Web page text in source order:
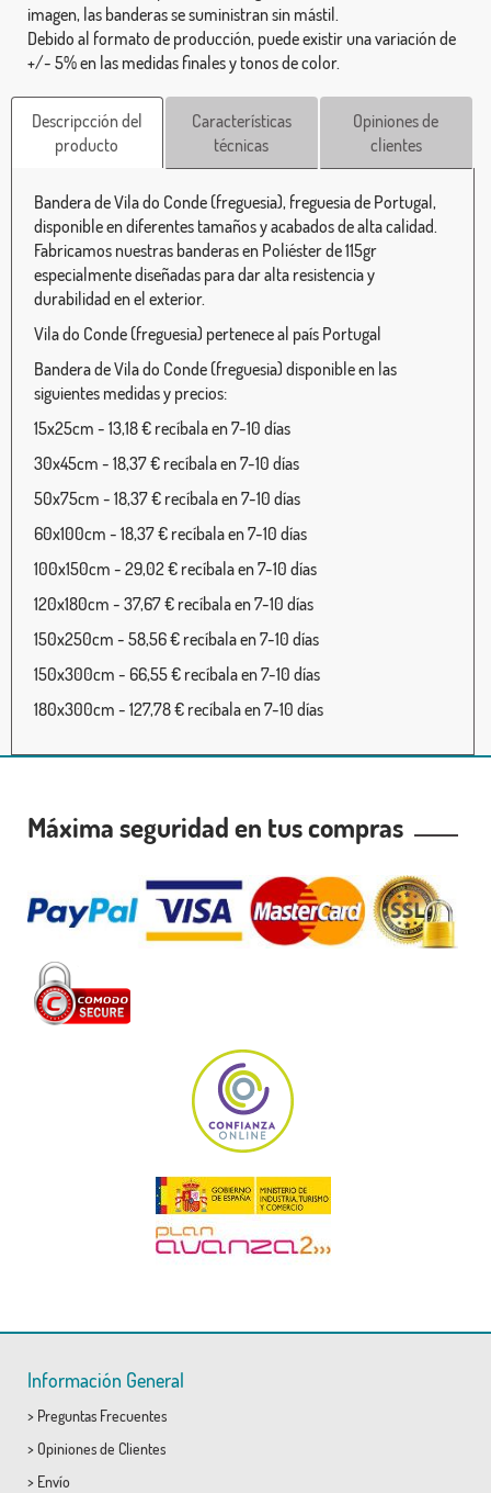
imagen, las banderas se suministran sin mástil.
Debido al formato de producción, puede existir una variación de
+/- 5% en las medidas finales y tonos de color.
Descripcción del
producto
Características
técnicas
Opiniones de
clientes
Bandera de Vila do Conde (freguesia), freguesia de Portugal,
disponible en diferentes tamaños y acabados de alta calidad.
Fabricamos nuestras banderas en Poliéster de 115gr
especialmente diseñadas para dar alta resistencia y
durabilidad en el exterior.
Vila do Conde (freguesia) pertenece al país Portugal
Bandera de Vila do Conde (freguesia) disponible en las
siguientes medidas y precios:
15x25cm - 13,18 € recíbala en 7-10 días
30x45cm - 18,37 € recíbala en 7-10 días
50x75cm - 18,37 € recíbala en 7-10 días
60x100cm - 18,37 € recíbala en 7-10 días
100x150cm - 29,02 € recíbala en 7-10 días
120x180cm - 37,67 € recíbala en 7-10 días
150x250cm - 58,56 € recíbala en 7-10 días
150x300cm - 66,55 € recíbala en 7-10 días
180x300cm - 127,78 € recíbala en 7-10 días
Máxima seguridad en tus compras
Información General
> Preguntas Frecuentes
> Opiniones de Clientes
> Envío